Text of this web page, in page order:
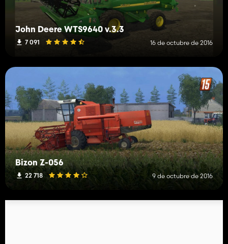
John Deere WTS9640 v.3.3
7 091 16 de octubre de 2016
Bizon Z-056
22 718 9 de octubre de 2016